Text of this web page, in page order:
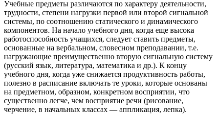
Учебные предметы различаются по характеру деятельности,
трудности, степени нагрузки первой или второй сигнальной
системы, по соотношению статического и динамического
компонентов. На начало учебного дня, когда еще высока
работоспособность учащихся, следует ставить предметы,
основанные на вербальном, словесном преподавании, т.е.
нагружающие преимущественно вторую сигнальную систему
(русский язык, литература, математика и др.). К концу
учебного дня, когда уже снижается продуктивность работы,
полезно в расписание включать те уроки, которые основаны
на предметном, образном, конкретном восприятии, что
существенно легче, чем восприятие речи (рисование,
черчение, в начальных классах — аппликация, лепка).